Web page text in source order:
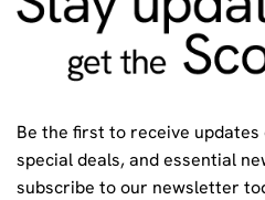
Be the first to receive
special deals, and essential
subscribe to our newsletter